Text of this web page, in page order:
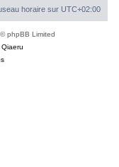
horaire sur UTC+02:00
phpBB Limited
Qiaeru